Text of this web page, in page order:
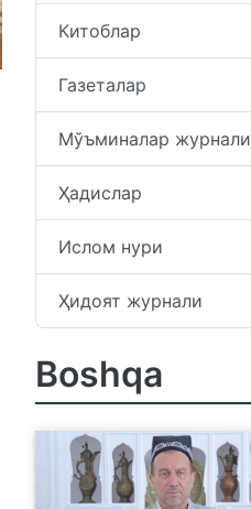
Китоблар
Газеталар
Мўъминалар журнали
Ҳадислар
Ислом нури
Ҳидоят журнали
Boshqa